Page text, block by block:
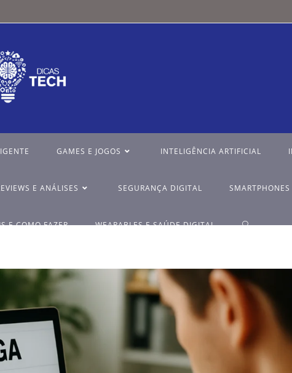
GAMES E JOGOS INTELIGÊNCIA ARTIFICIAL
E ANÁLISES SEGURANÇA DIGITAL SMARTPHONES
E COMO FAZER WEARABLES E SAÚDE DIGITAL